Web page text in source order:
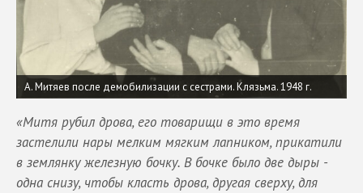
А. Митяев после демобилизации с сестрами. Клязьма. 1948 г.
«Митя рубил дрова, его товарищи в это время
застелили нары мелким мягким лапником, прикатили
в землянку железную бочку. В бочке было две дыры -
одна снизу, чтобы класть дрова, другая сверху, для